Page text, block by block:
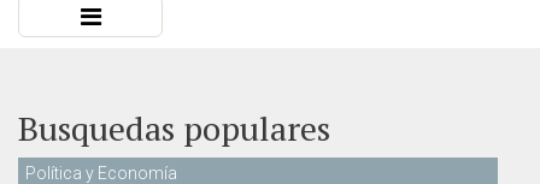
Busquedas populares
Política y Economía